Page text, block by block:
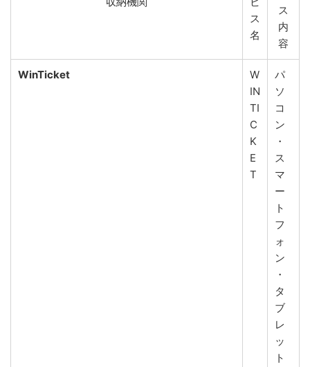
ス
名
ス
内
容
WinTicket
W
IN
TI
C
K
E
T
パ
ソ
コ
ン
・
ス
マ
ー
ト
フ
ォ
ン
・
タ
ブ
レ
ッ
ト